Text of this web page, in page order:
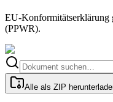
EU-Konformitätserklärung
(PPWR).
Alle als ZIP